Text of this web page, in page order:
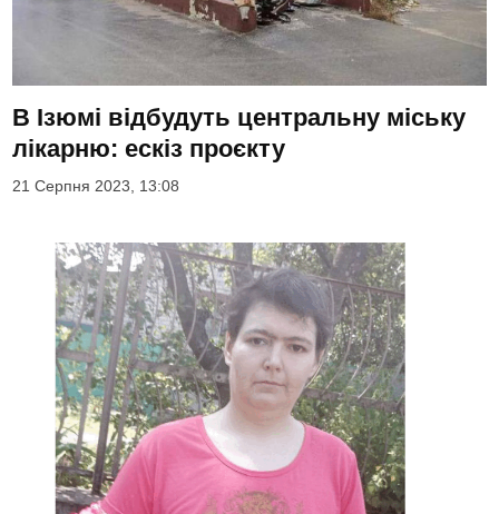
В Ізюмі відбудуть центральну міську
лікарню: ескіз проєкту
21 Серпня 2023, 13:08